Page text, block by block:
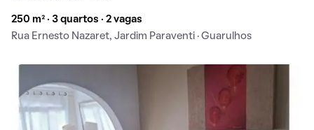
250 m² · 3 quartos · 2 vagas
Rua Ernesto Nazaret, Jardim Paraventi · Guarulhos